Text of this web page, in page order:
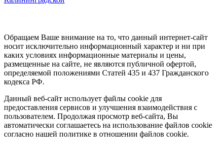
Обращаем Ваше внимание на то, что данный интернет-сайт
носит исключительно информационный характер и ни при
каких условиях информационные материалы и цены,
размещенные на сайте, не являются публичной офертой,
определяемой положениями Статей 435 и 437 Гражданского
кодекса РФ.
Данный веб-сайт использует файлы cookie для
предоставления сервисов и улучшения взаимодействия с
пользователем. Продолжая просмотр веб-сайта, Вы
автоматически соглашаетесь на использование файлов cookie
согласно нашей политике в отношении файлов cookie.